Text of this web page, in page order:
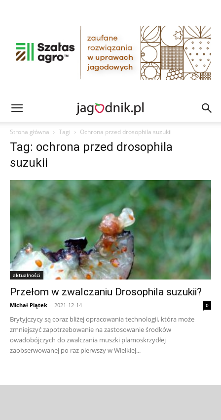
Strona główna Tagi Ochrona przed drosophila suzukii
Tag: ochrona przed drosophila
suzukii
aktualności
Przełom w zwalczaniu Drosophila suzukii?
Michał Piątek - 2021-12-14 0
Brytyjczycy są coraz bliżej opracowania technologii, która może
zmniejszyć zapotrzebowanie na zastosowanie środków
owadobójczych do zwalczania muszki plamoskrzydłej
zaobserwowanej po raz pierwszy w Wielkiej...